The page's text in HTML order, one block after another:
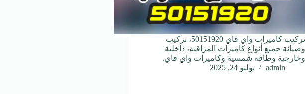
تركيب كاميرات واي فاي 50151920، تركيب
وصيانة جميع أنواع كاميرات المراقبة، داخلية
وخارجية وطاقة شمسية وكاميرات واي فاي.
admin
يوليو 24, 2025